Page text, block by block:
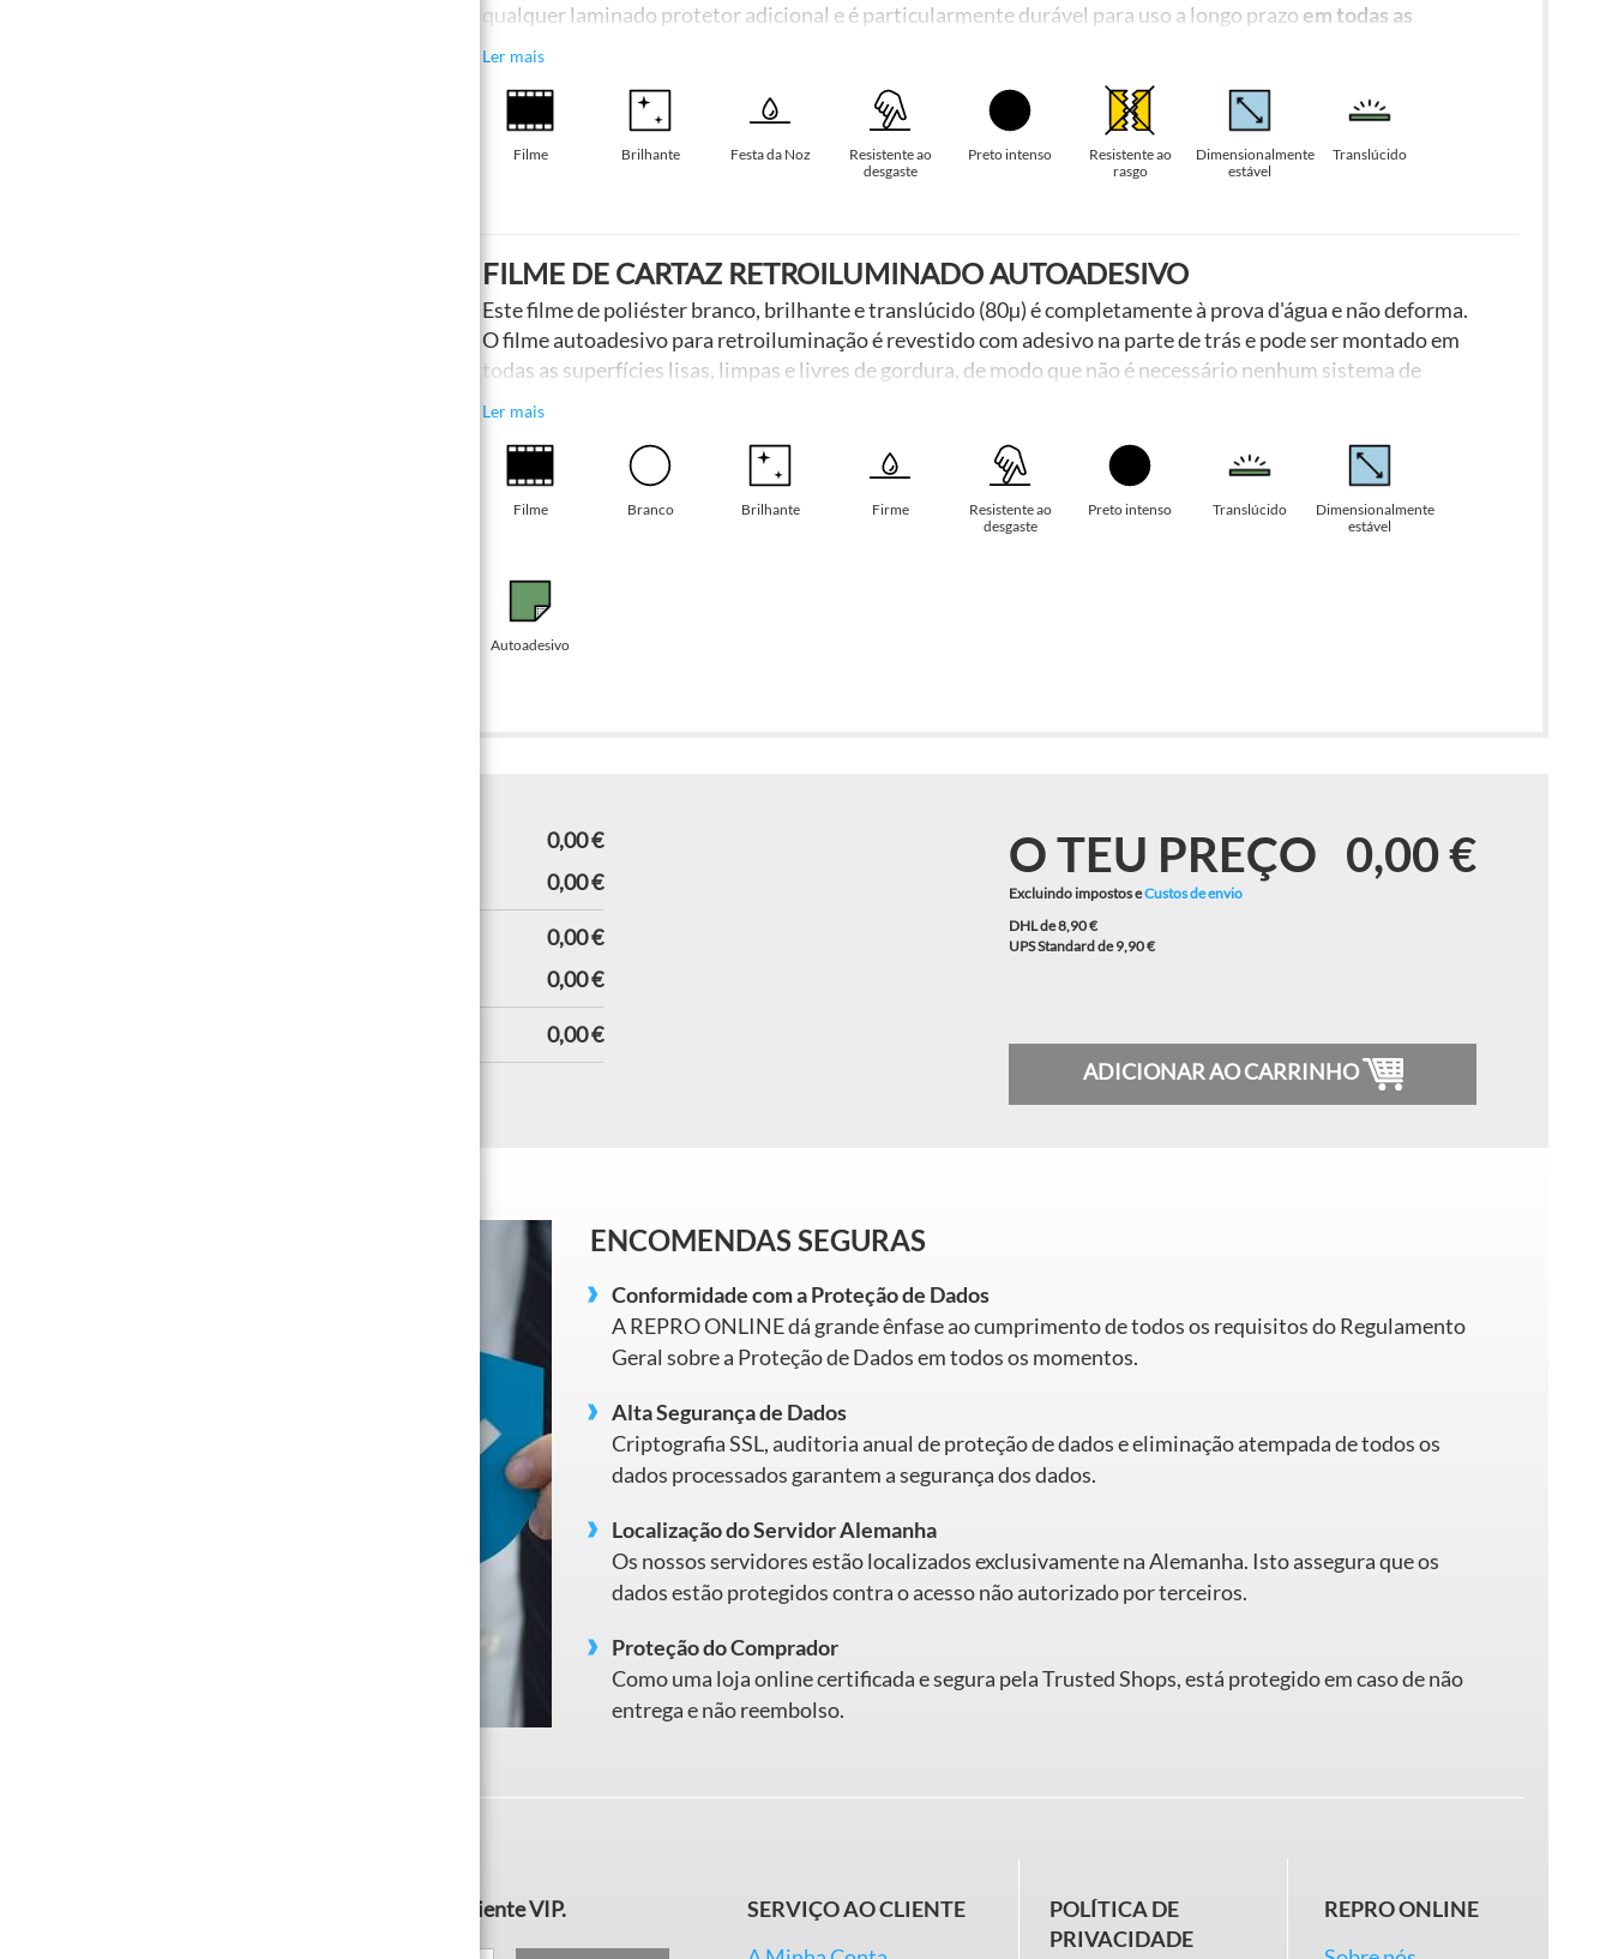
qualquer laminado protetor adicional e é particularmente durável para uso a longo prazo em todas as
estações
Ler mais
Filme Brilhante Festa da Noz
Resistente ao
desgaste
Preto intenso
Resistente ao
rasgo
Dimensionalmente
estável
Translúcido
FILME DE CARTAZ RETROILUMINADO AUTOADESIVO
Este filme de poliéster branco, brilhante e translúcido (80µ) é completamente à prova d'água e não deforma.
O filme autoadesivo para retroiluminação é revestido com adesivo na parte de trás e pode ser montado em
todas as superfícies lisas, limpas e livres de gordura, de modo que não é necessário nenhum sistema de
moldura de luz ou caixa de luz. Além disso, um guia de instalação compreensível está incluído na entrega.
Ler mais
Filme Branco Brilhante Firme
Resistente ao
desgaste
Preto intenso Translúcido
Dimensionalmente
estável
Autoadesivo
0,00 €
0,00 €
0,00 €
0,00 €
0,00 €
O TEU PREÇO 0,00 €
Excluindo impostos eCustos de envio
DHL de 8,90 €
UPS Standard de 9,90 €
ADICIONAR AO CARRINHO
ENCOMENDAS SEGURAS
Conformidade com a Proteção de Dados
A REPRO ONLINE dá grande ênfase ao cumprimento de todos os requisitos do Regulamento
Geral sobre a Proteção de Dados em todos os momentos.
Alta Segurança de Dados
Criptografia SSL, auditoria anual de proteção de dados e eliminação atempada de todos os
dados processados garantem a segurança dos dados.
Localização do Servidor Alemanha
Os nossos servidores estão localizados exclusivamente na Alemanha. Isto assegura que os
dados estão protegidos contra o acesso não autorizado por terceiros.
Proteção do Comprador
Como uma loja online certificada e segura pela Trusted Shops, está protegido em caso de não
entrega e não reembolso.
Subscreva a newsletter e torne-se um cliente VIP.
SERVIÇO AO CLIENTE
POLÍTICA DE
PRIVACIDADE
REPRO ONLINE